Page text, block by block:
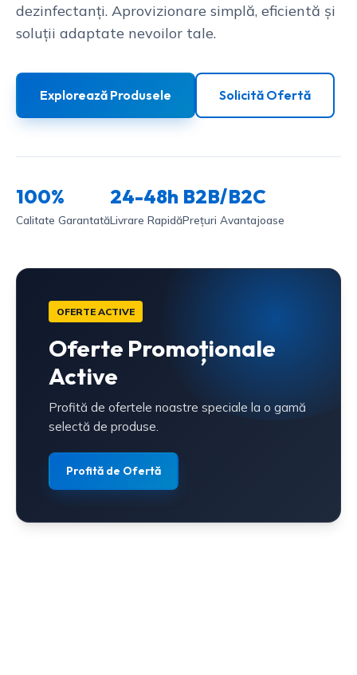
dezinfectanți. Aprovizionare simplă, eficientă și
soluții adaptate nevoilor tale.
Explorează Produsele Solicită Ofertă
100%
Calitate Garantată
24-48h
Livrare Rapidă
B2B/B2C
Prețuri Avantajoase
OFERTE ACTIVE
Oferte Promoționale
Active
Profită de ofertele noastre speciale la o gamă
selectă de produse.
Profită de Ofertă